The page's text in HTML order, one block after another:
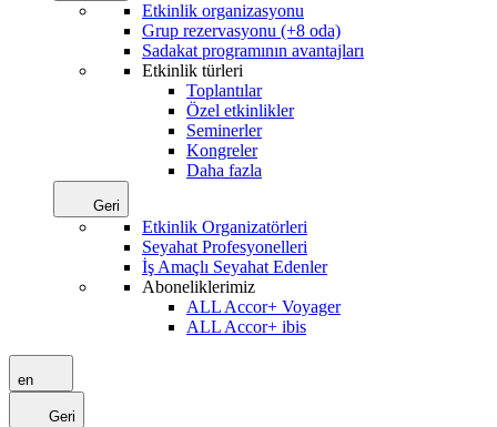
Etkinlik organizasyonu
Grup rezervasyonu (+8 oda)
Sadakat programının avantajları
Etkinlik türleri
Toplantılar
Özel etkinlikler
Seminerler
Kongreler
Daha fazla
Geri
Etkinlik Organizatörleri
Seyahat Profesyonelleri
İş Amaçlı Seyahat Edenler
Aboneliklerimiz
ALL Accor+ Voyager
ALL Accor+ ibis
en
Geri